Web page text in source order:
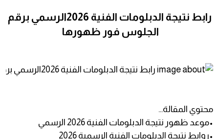
رابط نتيجة الدبلومات الفنية 2026الرسمي برقم
الجلوس فور ظهورها
محتوي المقالة...
•موعد ظهور نتيجة الدبلومات الفنية 2026 الرسمي
•روابط نتيجة الدبلومات الفنية الرسمية 2026